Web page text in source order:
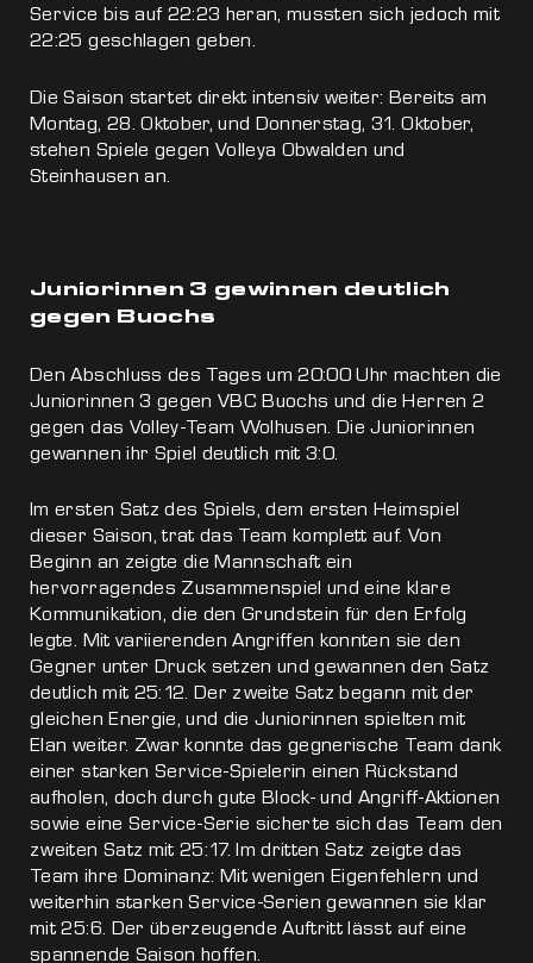
Service bis auf 22:23 heran, mussten sich jedoch mit
22:25 geschlagen geben.
Die Saison startet direkt intensiv weiter: Bereits am
Montag, 28. Oktober, und Donnerstag, 31. Oktober,
stehen Spiele gegen Volleya Obwalden und
Steinhausen an.
Juniorinnen 3 gewinnen deutlich
gegen Buochs
Den Abschluss des Tages um 20:00 Uhr machten die
Juniorinnen 3 gegen VBC Buochs und die Herren 2
gegen das Volley-Team Wolhusen. Die Juniorinnen
gewannen ihr Spiel deutlich mit 3:0.
Im ersten Satz des Spiels, dem ersten Heimspiel
dieser Saison, trat das Team komplett auf. Von
Beginn an zeigte die Mannschaft ein
hervorragendes Zusammenspiel und eine klare
Kommunikation, die den Grundstein für den Erfolg
legte. Mit variierenden Angriffen konnten sie den
Gegner unter Druck setzen und gewannen den Satz
deutlich mit 25:12. Der zweite Satz begann mit der
gleichen Energie, und die Juniorinnen spielten mit
Elan weiter. Zwar konnte das gegnerische Team dank
einer starken Service-Spielerin einen Rückstand
aufholen, doch durch gute Block- und Angriff-Aktionen
sowie eine Service-Serie sicherte sich das Team den
zweiten Satz mit 25:17. Im dritten Satz zeigte das
Team ihre Dominanz: Mit wenigen Eigenfehlern und
weiterhin starken Service-Serien gewannen sie klar
mit 25:6. Der überzeugende Auftritt lässt auf eine
spannende Saison hoffen.